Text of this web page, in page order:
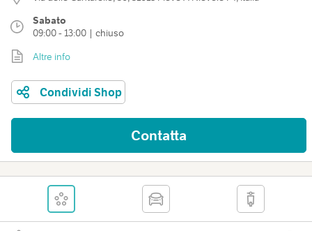
Sabato
09:00 - 13:00 | chiuso
Altre info
Condividi Shop
Contatta